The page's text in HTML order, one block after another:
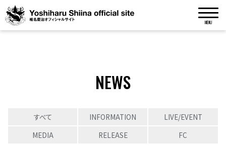
MENU
NEWS
すべて INFORMATION
LIVE/EVENT
MEDIA
RELEASE FC